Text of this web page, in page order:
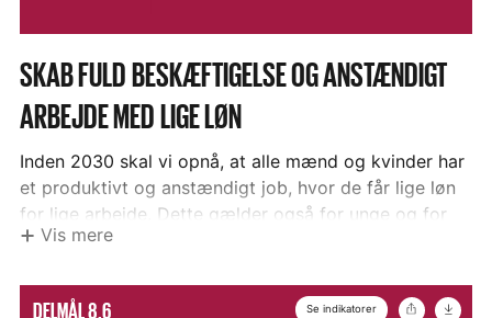
8.4.2. Indenlandsk materialeforbrug, indenlandsk
materialeforbrug i forhold til BNP
DELMÅL
8.5
–
SKAB FULD BESKÆFTIGELSE OG ANSTÆNDIGT
ARBEJDE MED LIGE LØN
Inden 2030 skal vi opnå, at alle mænd og kvinder har
et produktivt og anstændigt job, hvor de får lige løn
for lige arbejde. Dette gælder også for unge og for
personer med handicap.
Danske Indikatorer
Vis mere
DELMÅL 8.6 Se indikatorer Del
Hent
Vis